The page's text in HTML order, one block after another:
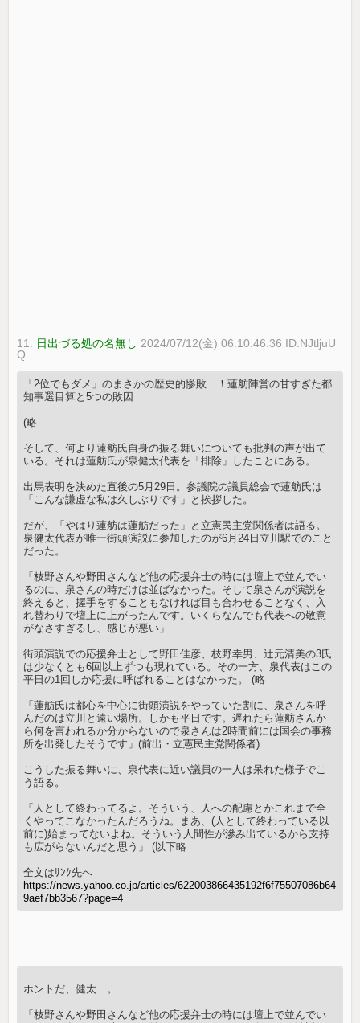
11: 日出づる処の名無し 2024/07/12(金) 06:10:46.36 ID:NJtljuU
Q
「2位でもダメ」のまさかの歴史的惨敗…！蓮舫陣営の甘すぎた都
知事選目算と5つの敗因
(略
そして、何より蓮舫氏自身の振る舞いについても批判の声が出て
いる。それは蓮舫氏が泉健太代表を「排除」したことにある。
出馬表明を決めた直後の5月29日。参議院の議員総会で蓮舫氏は
「こんな謙虚な私は久しぶりです」と挨拶した。
だが、「やはり蓮舫は蓮舫だった」と立憲民主党関係者は語る。
泉健太代表が唯一街頭演説に参加したのが6月24日立川駅でのこと
だった。
「枝野さんや野田さんなど他の応援弁士の時には壇上で並んでい
るのに、泉さんの時だけは並ばなかった。そして泉さんが演説を
終えると、握手をすることもなければ目も合わせることなく、入
れ替わりで壇上に上がったんです。いくらなんでも代表への敬意
がなさすぎるし、感じが悪い」
街頭演説での応援弁士として野田佳彦、枝野幸男、辻元清美の3氏
は少なくとも6回以上ずつも現れている。その一方、泉代表はこの
平日の1回しか応援に呼ばれることはなかった。 (略
「蓮舫氏は都心を中心に街頭演説をやっていた割に、泉さんを呼
んだのは立川と遠い場所。しかも平日です。遅れたら蓮舫さんか
ら何を言われるか分からないので泉さんは2時間前には国会の事務
所を出発したそうです」(前出・立憲民主党関係者)
こうした振る舞いに、泉代表に近い議員の一人は呆れた様子でこ
う語る。
「人として終わってるよ。そういう、人への配慮とかこれまで全
くやってこなかったんだろうね。まあ、(人として終わっている以
前に)始まってないよね。そういう人間性が滲み出ているから支持
も広がらないんだと思う」 (以下略
全文はﾘﾝｸ先へ
https://news.yahoo.co.jp/articles/622003866435192f6f75507086b64
9aef7bb3567?page=4
ホントだ、健太…。
「枝野さんや野田さんなど他の応援弁士の時には壇上で並んでい